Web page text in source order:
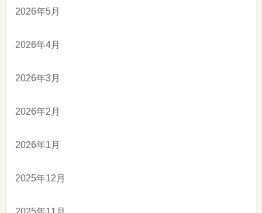
2026年5月
2026年4月
2026年3月
2026年2月
2026年1月
2025年12月